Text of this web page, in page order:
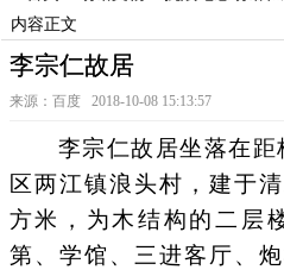
内容正文
李宗仁故居
来源：百度 2018-10-08 15:13:57
李宗仁故居坐落在距
区两江镇浪头村，建于
方米，为木结构的二层
第、学馆、三进客厅、